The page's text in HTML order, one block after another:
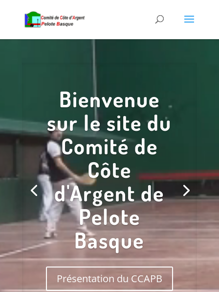
Bienvenue
sur le site du
Comité de
Côte
d'Argent de
Pelote
Basque
Présentation du CCAPB